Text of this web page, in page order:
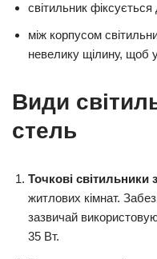
світильник
між корпусом
невелику щілину, щоб
Види
стель
Точкові світильники
житлових кімнат.
зазвичай
35 Вт.